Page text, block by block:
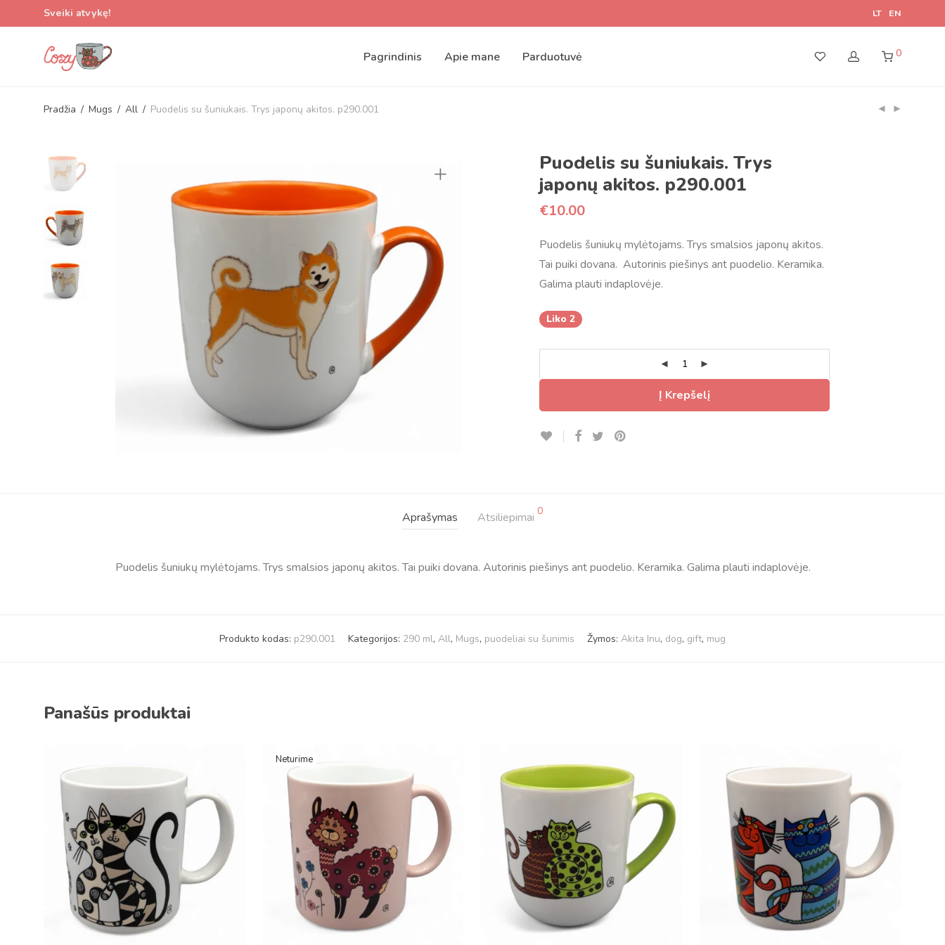
Sveiki atvykę! EN
LT
Pagrindinis Apie mane Parduotuvė 0
Pradžia / Mugs / All / Puodelis su šuniukais. Trys japonų akitos. p290.001
Puodelis su šuniukais. Trys
japonų akitos. p290.001
€10.00
Puodelis šuniukų mylėtojams. Trys smalsios japonų akitos.
Tai puiki dovana. Autorinis piešinys ant puodelio. Keramika.
Galima plauti indaplovėje.
Liko 2
Į Krepšelį
Aprašymas Atsiliepimai 0
Puodelis šuniukų mylėtojams. Trys smalsios japonų akitos. Tai puiki dovana. Autorinis piešinys ant puodelio. Keramika. Galima plauti indaplovėje.
Produkto kodas: p290.001 Kategorijos: 290 ml, All, Mugs, puodeliai su šunimis Žymos: Akita Inu, dog, gift, mug
Panašūs produktai